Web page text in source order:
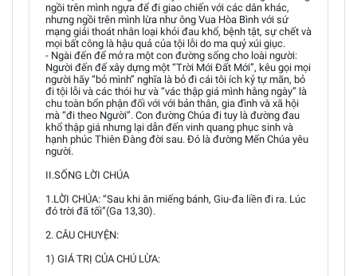
ngồi trên mình ngựa để đi giao chiến với các dân khác,
nhưng ngồi trên mình lừa như ông Vua Hòa Bình với sứ
mạng giải thoát nhân loại khỏi đau khổ, bệnh tật, sự chết và
mọi bất công là hậu quả của tội lỗi do ma quỷ xúi giục.
- Ngài đến để mở ra một con đường sống cho loài người:
Người đến để xây dựng một “Trời Mới Đất Mới”, kêu gọi mọi
người hãy “bỏ mình” nghĩa là bỏ đi cái tôi ích kỷ tự mãn, bỏ
đi tội lỗi và các thói hư và “vác thập giá mình hằng ngày” là
chu toàn bổn phận đối với với bản thân, gia đình và xã hội
mà “đi theo Người”. Con đường Chúa đi tuy là đường đau
khổ thập giá nhưng lại dẫn đến vinh quang phục sinh và
hạnh phúc Thiên Đàng đời sau. Đó là đường Mến Chúa yêu
người.
II.SỐNG LỜI CHÚA
1.LỜI CHÚA: “Sau khi ăn miếng bánh, Giu-đa liền đi ra. Lúc
đó trời đã tối”(Ga 13,30).
2. CÂU CHUYỆN:
1) GIÁ TRỊ CỦA CHÚ LỪA: